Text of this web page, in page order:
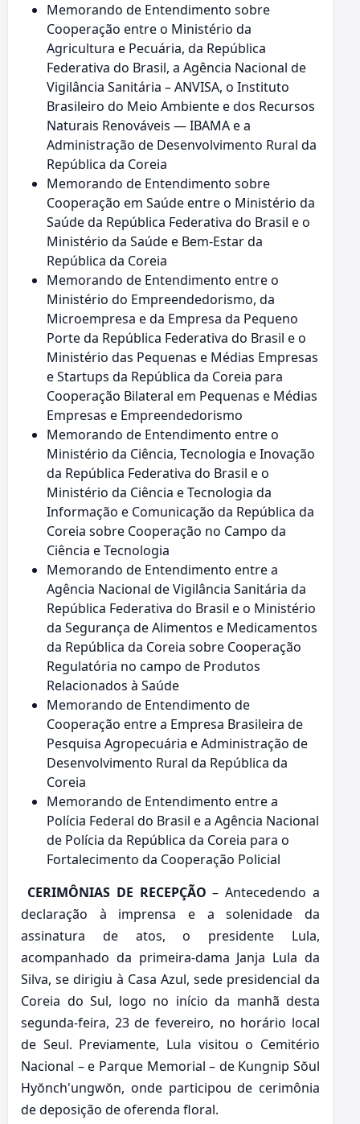
Memorando de Entendimento sobre
Cooperação entre o Ministério da
Agricultura e Pecuária, da República
Federativa do Brasil, a Agência Nacional de
Vigilância Sanitária – ANVISA, o Instituto
Brasileiro do Meio Ambiente e dos Recursos
Naturais Renováveis — IBAMA e a
Administração de Desenvolvimento Rural da
República da Coreia
Memorando de Entendimento sobre
Cooperação em Saúde entre o Ministério da
Saúde da República Federativa do Brasil e o
Ministério da Saúde e Bem-Estar da
República da Coreia
Memorando de Entendimento entre o
Ministério do Empreendedorismo, da
Microempresa e da Empresa da Pequeno
Porte da República Federativa do Brasil e o
Ministério das Pequenas e Médias Empresas
e Startups da República da Coreia para
Cooperação Bilateral em Pequenas e Médias
Empresas e Empreendedorismo
Memorando de Entendimento entre o
Ministério da Ciência, Tecnologia e Inovação
da República Federativa do Brasil e o
Ministério da Ciência e Tecnologia da
Informação e Comunicação da República da
Coreia sobre Cooperação no Campo da
Ciência e Tecnologia
Memorando de Entendimento entre a
Agência Nacional de Vigilância Sanitária da
República Federativa do Brasil e o Ministério
da Segurança de Alimentos e Medicamentos
da República da Coreia sobre Cooperação
Regulatória no campo de Produtos
Relacionados à Saúde
Memorando de Entendimento de
Cooperação entre a Empresa Brasileira de
Pesquisa Agropecuária e Administração de
Desenvolvimento Rural da República da
Coreia
Memorando de Entendimento entre a
Polícia Federal do Brasil e a Agência Nacional
de Polícia da República da Coreia para o
Fortalecimento da Cooperação Policial
CERIMÔNIAS DE RECEPÇÃO– Antecedendo a
declaração à imprensa e a solenidade da
assinatura de atos, o presidente Lula,
acompanhado da primeira-dama Janja Lula da
Silva, se dirigiu à Casa Azul, sede presidencial da
Coreia do Sul, logo no início da manhã desta
segunda-feira, 23 de fevereiro, no horário local
de Seul. Previamente, Lula visitou o Cemitério
Nacional – e Parque Memorial – de Kungnip Sŏul
Hyŏnch'ungwŏn, onde participou de cerimônia
de deposição de oferenda floral.